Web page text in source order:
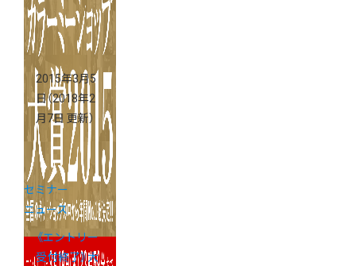
2015年3月5
日（2018年2
月7日 更新）
セミナー
ニュース
《エントリー
受付終了》大